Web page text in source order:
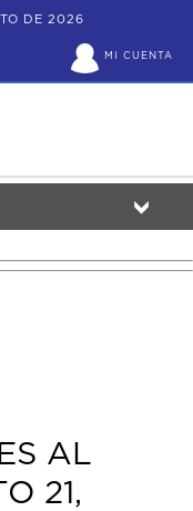
DE 2026
MI CUENTA
AL
21,